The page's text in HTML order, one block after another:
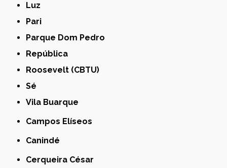
Luz
Pari
Parque Dom Pedro
República
Roosevelt (CBTU)
Sé
Vila Buarque
Campos Elíseos
Canindé
Cerqueira César